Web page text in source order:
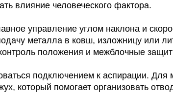
влияние человеческого фактора.
управление углом наклона и
металла в ковш, изложницу или
положения и межблочные
подключением к аспирации.
который помогает организовать